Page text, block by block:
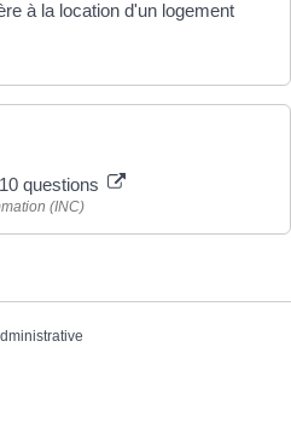
à la location d'un logement
questions
(INC)